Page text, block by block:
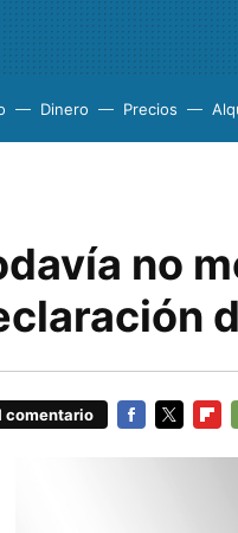
Dinero Precios
no
comentario